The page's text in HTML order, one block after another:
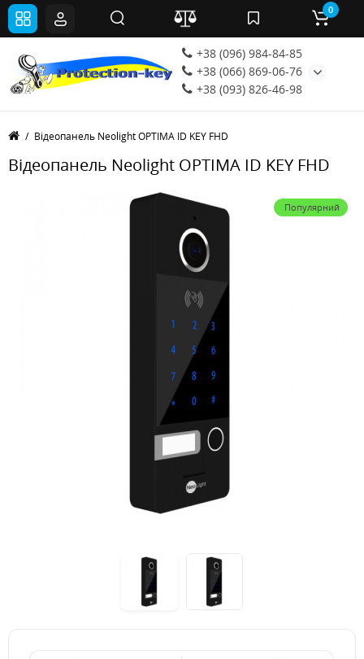
+38 (096) 984-84-85
+38 (066) 869-06-76
+38 (093) 826-46-98
0
Відеопанель Neolight OPTIMA ID KEY FHD
Відеопанель Neolight OPTIMA ID KEY FHD
Популярний